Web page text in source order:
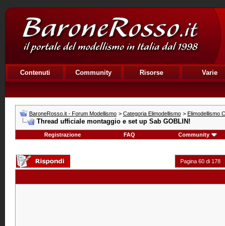
Contenuti Community Risorse Varie
BaroneRosso.it - Forum Modellismo > Categoria Elimodellismo > Elimodellismo
Thread ufficiale montaggio e set up Sab GOBLIN!
Registrazione FAQ Community
Pagina 60 di 178